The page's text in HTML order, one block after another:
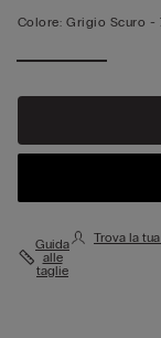
Colore: Grigio Scuro -
Guida
alle
taglie
Trova la